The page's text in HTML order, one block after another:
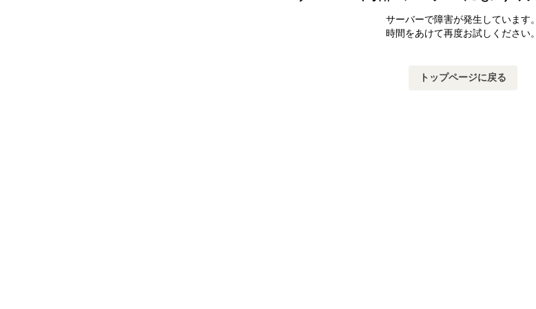
サーバーで障害が発生しています。
時間をあけて再度お試しください。
トップページに戻る